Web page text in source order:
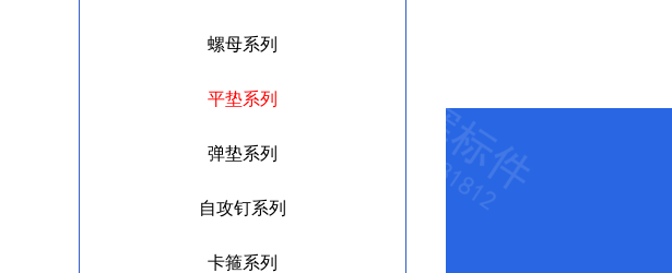
螺母系列
平垫系列
弹垫系列
自攻钉系列
卡箍系列